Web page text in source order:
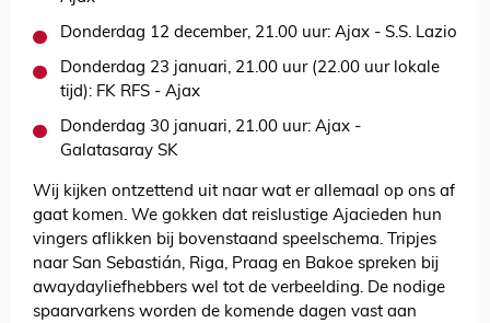
Donderdag 12 december, 21.00 uur: Ajax - S.S. Lazio
Donderdag 23 januari, 21.00 uur (22.00 uur lokale
tijd): FK RFS - Ajax
Donderdag 30 januari, 21.00 uur: Ajax -
Galatasaray SK
Wij kijken ontzettend uit naar wat er allemaal op ons af
gaat komen. We gokken dat reislustige Ajacieden hun
vingers aflikken bij bovenstaand speelschema. Tripjes
naar San Sebastián, Riga, Praag en Bakoe spreken bij
awaydayliefhebbers wel tot de verbeelding. De nodige
spaarvarkens worden de komende dagen vast aan